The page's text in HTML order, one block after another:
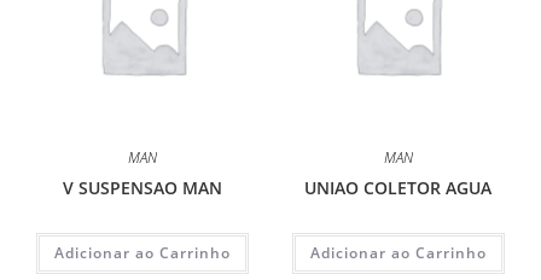
MAN
V SUSPENSAO MAN
Adicionar ao Carrinho
MAN
UNIAO COLETOR AGUA
Adicionar ao Carrinho